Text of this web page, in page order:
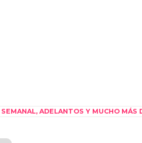
ADELANTOS Y MUCHO MÁS